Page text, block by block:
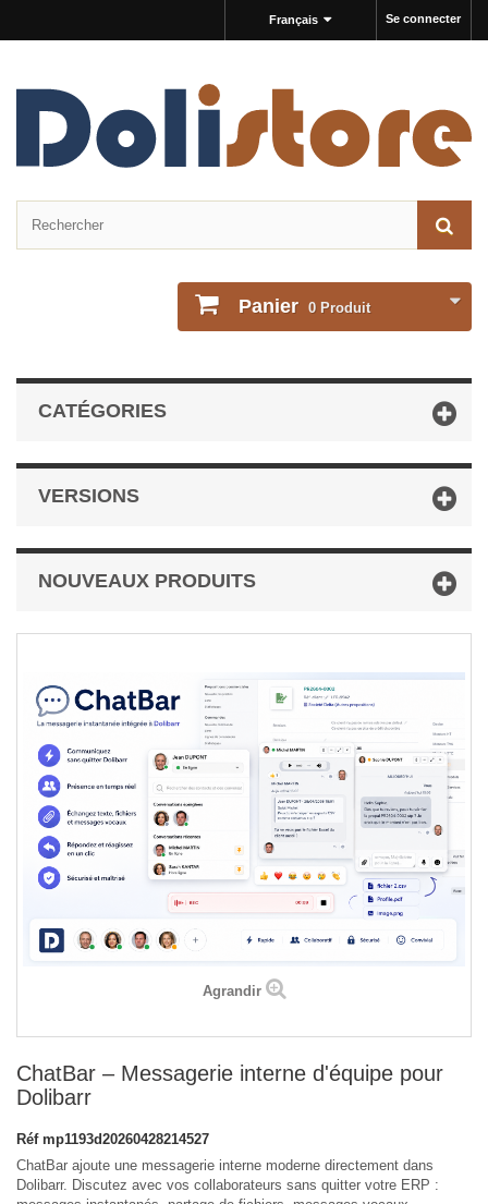
Se connecter
Français
Panier 0 Produit
CATÉGORIES
VERSIONS
NOUVEAUX PRODUITS
Agrandir
ChatBar – Messagerie interne d'équipe pour
Dolibarr
Réf mp1193d20260428214527
ChatBar ajoute une messagerie interne moderne directement dans
Dolibarr. Discutez avec vos collaborateurs sans quitter votre ERP :